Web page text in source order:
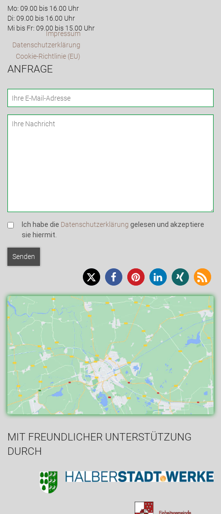
Mo: 09.00 bis 16.00 Uhr
Di: 09.00 bis 16.00 Uhr
Mi bis Fr: 09.00 bis 15.00 Uhr
Impressum
Datenschutzerklärung
Cookie-Richtlinie (EU)
ANFRAGE
Ich habe die Datenschutzerklärung gelesen und akzeptiere
sie hiermit.
MIT FREUNDLICHER UNTERSTÜTZUNG
DURCH